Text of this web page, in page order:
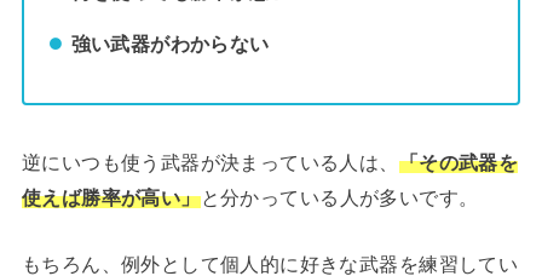
強い武器がわからない
逆にいつも使う武器が決まっている人は、 「その武器を
使えば勝率が高い」と分かっている人が多いです。
もちろん、例外として個人的に好きな武器を練習してい